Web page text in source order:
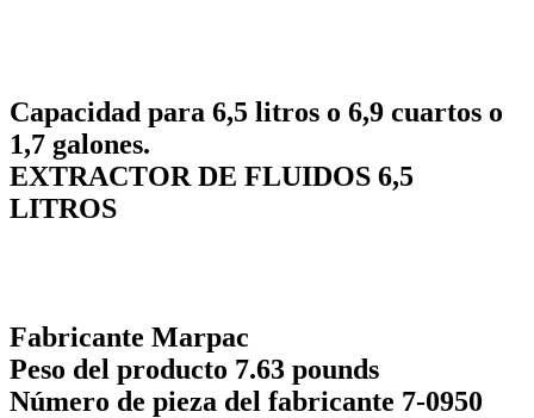
Capacidad para 6,5 ​​litros o 6,9 cuartos o
1,7 galones.
EXTRACTOR DE FLUIDOS 6,5
LITROS
Fabricante ‎Marpac
Peso del producto ‎7.63 pounds
Número de pieza del fabricante ‎7-0950